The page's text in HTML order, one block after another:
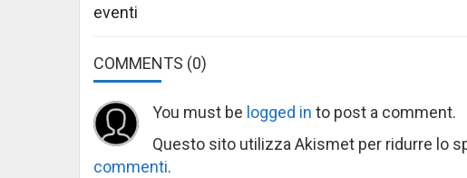
eventi
COMMENTS (0)
You must be logged in to post a comment.
Questo sito utilizza Akismet per ridurre lo
commenti.